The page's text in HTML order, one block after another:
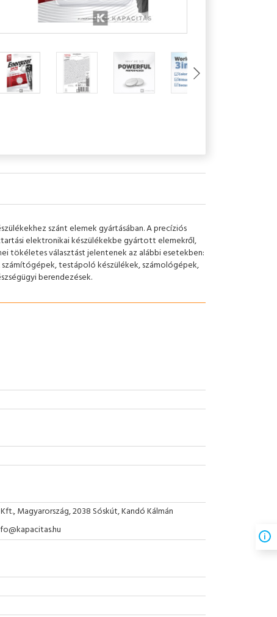
szánt elemek gyártásában. A precíziós
elektronikai készülékekbe gyártott elemekről,
tökéletes választást jelentenek az alábbi esetekben:
testápoló készülékek, számológépek,
berendezések.
Magyarország, 2038 Sóskút, Kandó Kálmán